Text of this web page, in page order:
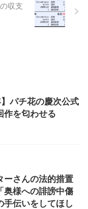
収支
パチ花の慶次公式
作を匂わせる
ーさんの法的措置
奥様への誹謗中傷
手伝いをしてほし